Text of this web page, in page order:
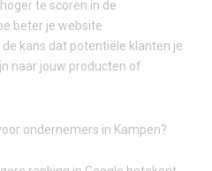
te scoren in de
beter je website
kans dat potentiële klanten je
naar jouw producten of
ondernemers in Kampen?